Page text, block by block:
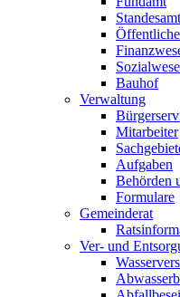
Standesamt
Bauhof
Verwaltung
Mitarbeiter
Aufgaben
Behörden
Formulare
Gemeinderat
Ver- und